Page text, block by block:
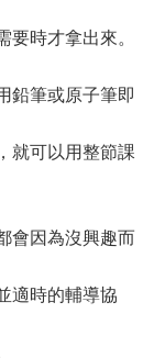
時才拿出來。
鉛筆或原子筆即
就可以用整節課
會因為沒興趣而
適時的輔導協